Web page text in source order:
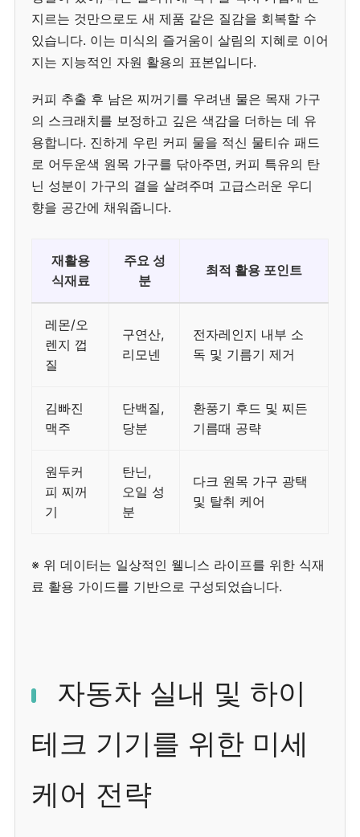
지르는 것만으로도 새 제품 같은 질감을 회복할 수
있습니다. 이는 미식의 즐거움이 살림의 지혜로 이어
지는 지능적인 자원 활용의 표본입니다.
커피 추출 후 남은 찌꺼기를 우려낸 물은 목재 가구
의 스크래치를 보정하고 깊은 색감을 더하는 데 유
용합니다. 진하게 우린 커피 물을 적신 물티슈 패드
로 어두운색 원목 가구를 닦아주면, 커피 특유의 탄
닌 성분이 가구의 결을 살려주며 고급스러운 우디
향을 공간에 채워줍니다.
재활용
식재료
주요 성
분
최적 활용 포인트
레몬/오
렌지 껍
질
구연산,
리모넨
전자레인지 내부 소
독 및 기름기 제거
김빠진
맥주
단백질,
당분
환풍기 후드 및 찌든
기름때 공략
원두커
피 찌꺼
기
탄닌,
오일 성
분
다크 원목 가구 광택
및 탈취 케어
※ 위 데이터는 일상적인 웰니스 라이프를 위한 식재
료 활용 가이드를 기반으로 구성되었습니다.
자동차 실내 및 하이
테크 기기를 위한 미세
케어 전략